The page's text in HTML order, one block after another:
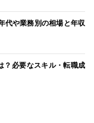
代や業務別の相場と年収
？必要なスキル・転職成